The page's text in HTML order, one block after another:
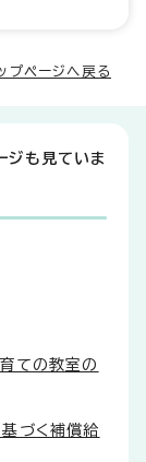
プページへ戻る
ジも見ていま
ての教室の
づく補償給